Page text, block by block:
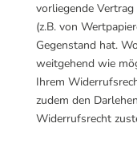
vorliegende
(z.B. von
Gegenstand hat.
weitgehend wie
Ihrem
zudem den
Widerrufsrecht